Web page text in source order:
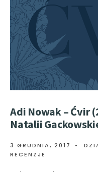
Adi Nowak – Ćvir
Natalii
3 GRUDNIA, 2017 •
RECENZJE